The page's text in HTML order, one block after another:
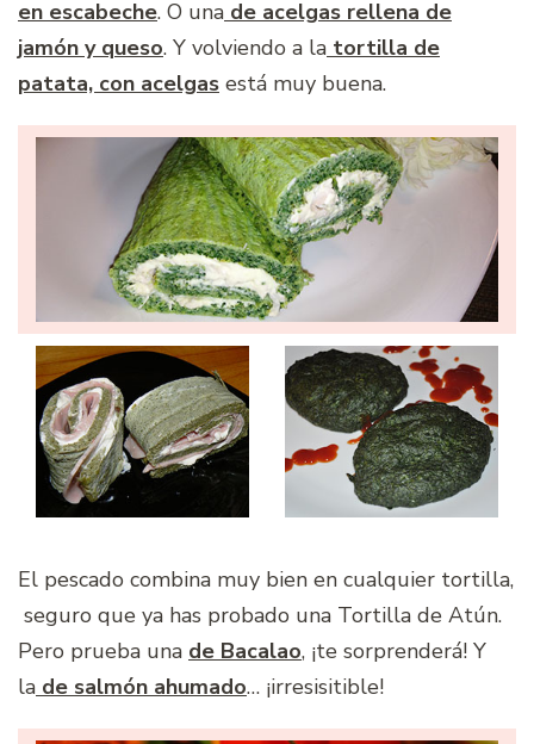
en escabeche. O una de acelgas rellena de
jamón y queso. Y volviendo a la tortilla de
patata, con acelgas está muy buena.
El pescado combina muy bien en cualquier tortilla,
seguro que ya has probado una Tortilla de Atún.
Pero prueba una de Bacalao, ¡te sorprenderá! Y
la de salmón ahumado… ¡irresisitible!